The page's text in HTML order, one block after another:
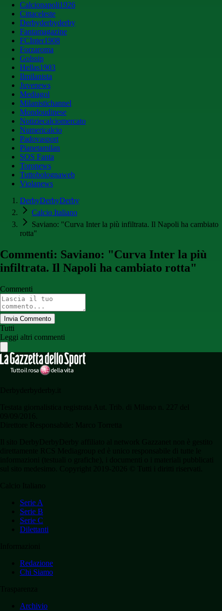
Calcionapoli1926
Cittaceleste
Derbyderbyderby
Fantamagazine
FCInter1908
Forzaroma
Golssip
Hellas1903
Ilmilanista
Juvenews
Mediagol
Milanistichannel
Mondoudinese
Notiziecalciomercato
Numericalcio
Padovasport
Pianetamilan
SOS Fanta
Toronews
Tuttobolognaweb
Violanews
DerbyDerbyDerby
Calcio Italiano
Saviano: "Curva Inter la più infiltrata. Il Napoli ha cambiato
rotta"
Commenti: Saviano: "Curva Inter la più
infiltrata. Il Napoli ha cambiato rotta"
Commenti
Invia Commento
Tutti
Leggi altri commenti
Serie A
Serie B
Serie C
Dilettanti
Redazione
Chi Siamo
Archivio